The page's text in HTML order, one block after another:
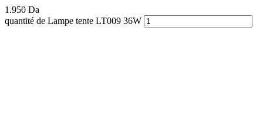
1.950 Da
quantité de Lampe tente LT009 36W